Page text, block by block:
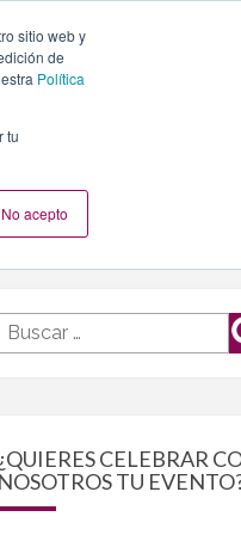
sitio web y
de
Política
tu
No acepto
EVENTOS
Buscar
CELEBRAR
NOSOTROS TU